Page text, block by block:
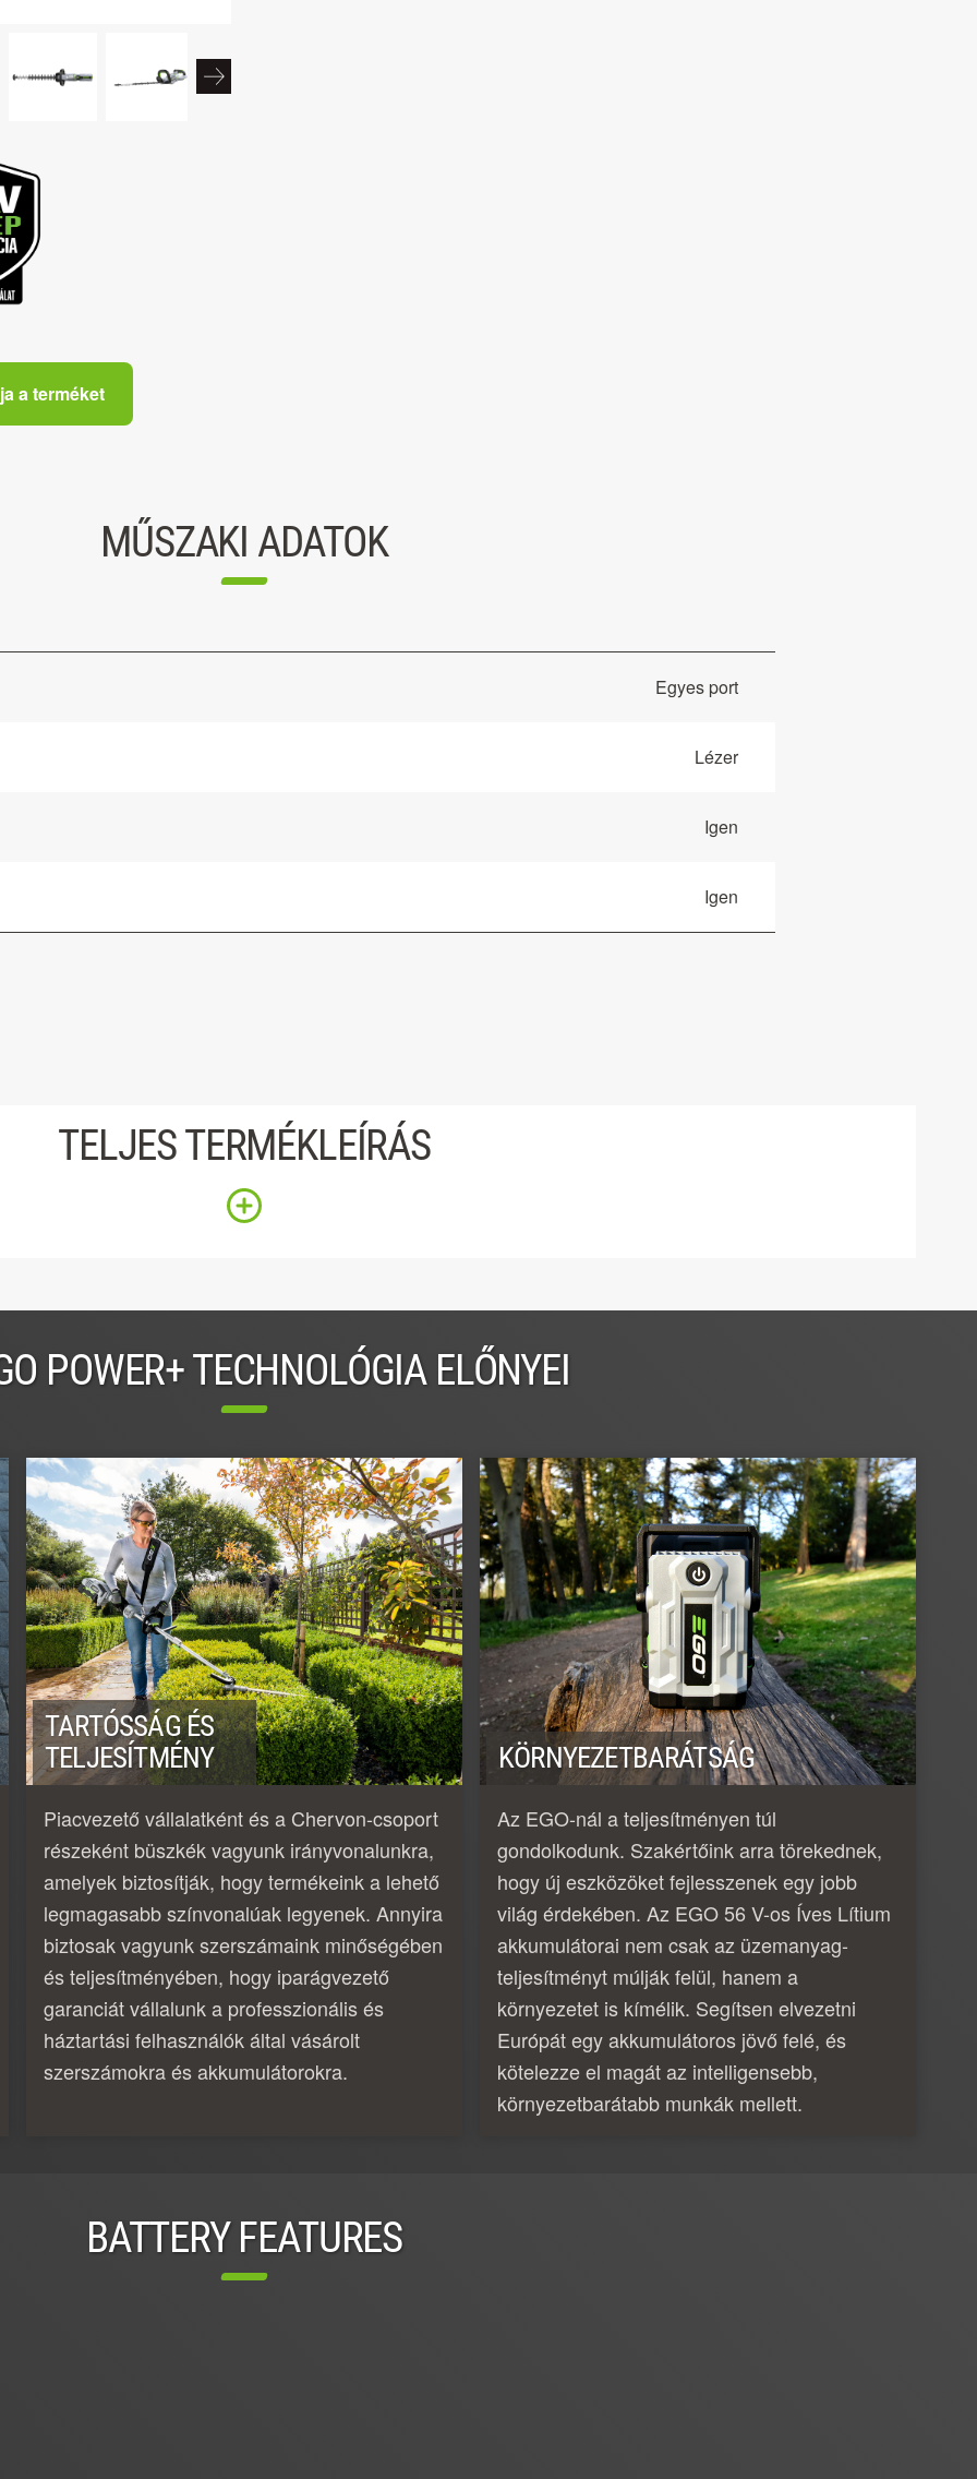
a terméket
MŰSZAKI ADATOK
Egyes port
Lézer
Igen
Igen
TELJES TERMÉKLEÍRÁS
POWER+ TECHNOLÓGIA ELŐNYEI
TARTÓSSÁG ÉS
TELJESÍTMÉNY
Piacvezető vállalatként és a Chervon-csoport
részeként büszkék vagyunk irányvonalunkra,
amelyek biztosítják, hogy termékeink a lehető
legmagasabb színvonalúak legyenek. Annyira
biztosak vagyunk szerszámaink minőségében
és teljesítményében, hogy iparágvezető
garanciát vállalunk a professzionális és
háztartási felhasználók által vásárolt
szerszámokra és akkumulátorokra.
KÖRNYEZETBARÁTSÁG
Az EGO-nál a teljesítményen túl
gondolkodunk. Szakértőink arra törekednek,
hogy új eszközöket fejlesszenek egy jobb
világ érdekében. Az EGO 56 V-os Íves Lítium
akkumulátorai nem csak az üzemanyag-
teljesítményt múlják felül, hanem a
környezetet is kímélik. Segítsen elvezetni
Európát egy akkumulátoros jövő felé, és
kötelezze el magát az intelligensebb,
környezetbarátabb munkák mellett.
BATTERY FEATURES